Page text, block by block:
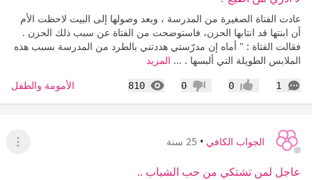
عادت الفتاة الصغيرة من المدرسة ، وبعد وصولها إلى البيت لاحظت الأم
أن ابنتها قد انتابها الحزن، فاستوضحت من الفتاة عن سبب ذلك الحزن .
فقالت الفتاة : " أماه إن مدرّستي هددتني بالطرد من المدرسة بسبب هذه
الملابس الطويلة التي ألبسها . ... المزيد
1
التعليقات إعجاب0 عدم إعجاب
0
810
المشاهدات الأمومة والطفل
الجواب الكافي • 25 سنة
عرض
عاجل لمن تشتكي من حب الشباب ..